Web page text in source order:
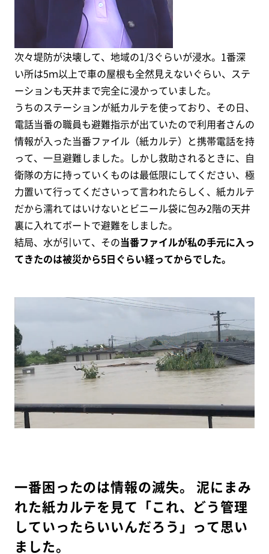
次々堤防が決壊して、地域の1/3ぐらいが浸水。1番深
い所は5ｍ以上で車の屋根も全然見えないぐらい、ステ
ーションも天井まで完全に浸かっていました。
うちのステーションが紙カルテを使っており、その日、
電話当番の職員も避難指示が出ていたので利用者さんの
情報が入った当番ファイル（紙カルテ）と携帯電話を持
って、一旦避難しました。しかし救助されるときに、自
衛隊の方に持っていくものは最低限にしてください、極
力置いて行ってくださいって言われたらしく、紙カルテ
だから濡れてはいけないとビニール袋に包み2階の天井
裏に入れてボートで避難をしました。
結局、水が引いて、その当番ファイルが私の手元に入っ
てきたのは被災から5日ぐらい経ってからでした。
一番困ったのは情報の滅失。 泥にまみ
れた紙カルテを見て「これ、どう管理
していったらいいんだろう」って思い
ました。